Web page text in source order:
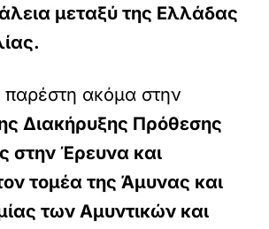
μεταξύ της Ελλάδας
ακόμα στην
Διακήρυξης Πρόθεσης
στην Έρευνα και
τομέα της Άμυνας και
των Αμυντικών και